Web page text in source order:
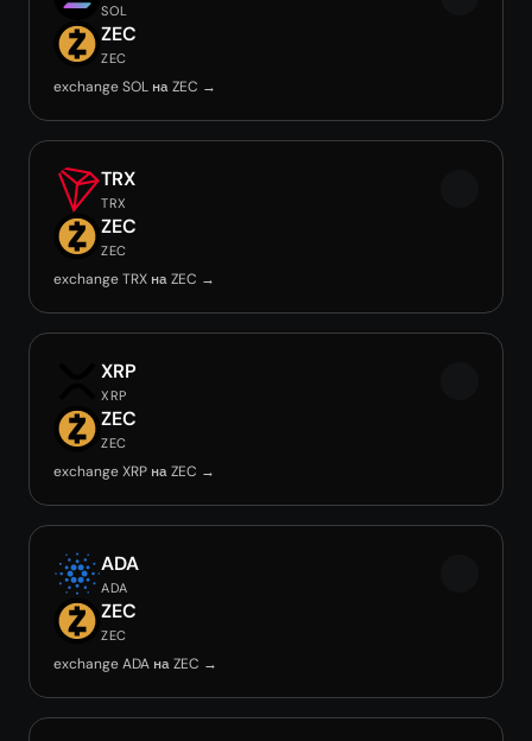
SOL
ZEC
ZEC
exchange SOL на ZEC →
TRX
TRX
ZEC
ZEC
exchange TRX на ZEC →
XRP
XRP
ZEC
ZEC
exchange XRP на ZEC →
ADA
ADA
ZEC
ZEC
exchange ADA на ZEC →